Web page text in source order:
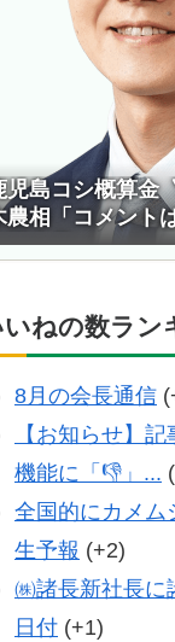
児島コシ概算金
農相「コメント
臣会見
いねの数ラン
8月の会長通信
【お知らせ】
機能に「👎」...
全国的にカメム
生予報
+2
㈱諸長新社長に
日付 +1